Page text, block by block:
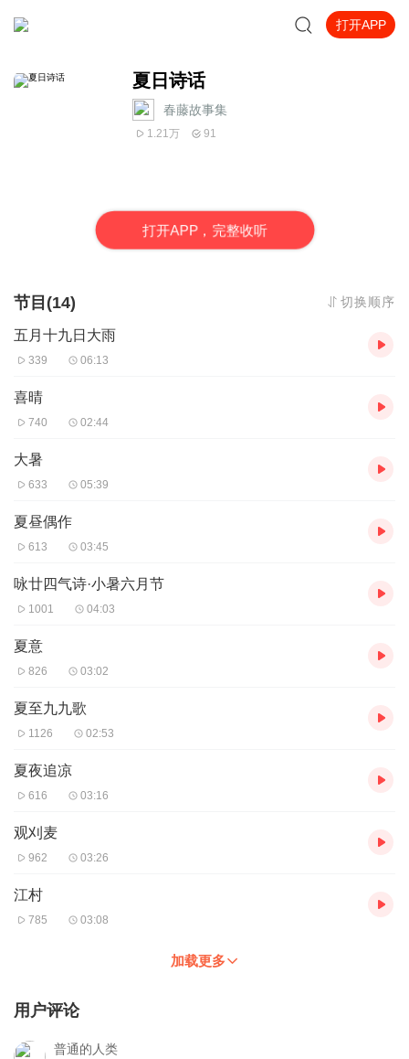
打开APP
夏日诗话
春藤故事集
1.21万 91
打开APP，完整收听
节目(14) 切换顺序
五月十九日大雨
339 06:13
喜晴
740 02:44
大暑
633 05:39
夏昼偶作
613 03:45
咏廿四气诗·小暑六月节
1001 04:03
夏意
826 03:02
夏至九九歌
1126 02:53
夏夜追凉
616 03:16
观刈麦
962 03:26
江村
785 03:08
加载更多
用户评论
普通的人类